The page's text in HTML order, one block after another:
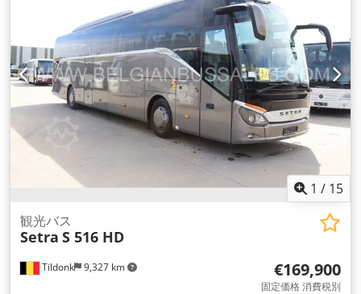
1 / 15
Tildonk 9,327 km
観光バス
Setra S 516 HD
€169,900
固定価格 消費税別